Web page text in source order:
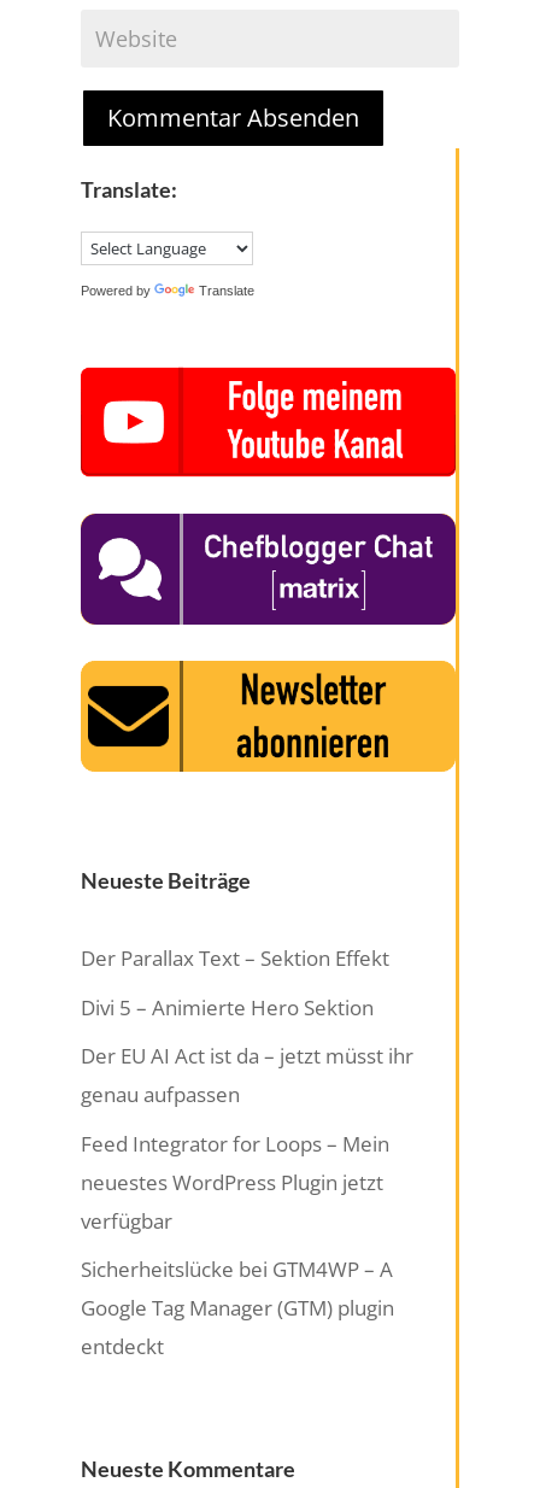
Kommentar Absenden
Translate:
Powered by Translate
Neueste Beiträge
Der Parallax Text – Sektion Effekt
Divi 5 – Animierte Hero Sektion
Der EU AI Act ist da – jetzt müsst ihr
genau aufpassen
Feed Integrator for Loops – Mein
neuestes WordPress Plugin jetzt
verfügbar
Sicherheitslücke bei GTM4WP – A
Google Tag Manager (GTM) plugin
entdeckt
Neueste Kommentare